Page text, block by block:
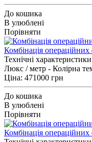
До кошика
В улюблені
Порівняти
Комбінація
Технічні
Люкс / метр - Колірна
Ціна: 471000 грн
До кошика
В улюблені
Порівняти
Комбінація